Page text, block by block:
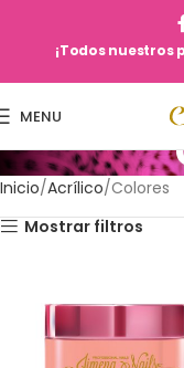
¡Todos nuestros
MENU
Inicio Acrílico Colores
Mostrar filtros